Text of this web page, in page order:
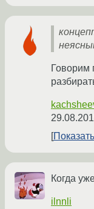
Говорим
Когда
ilnnli